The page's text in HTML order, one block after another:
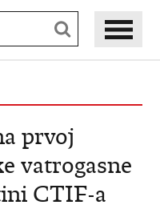
prvoj
vatrogasne
CTIF-a